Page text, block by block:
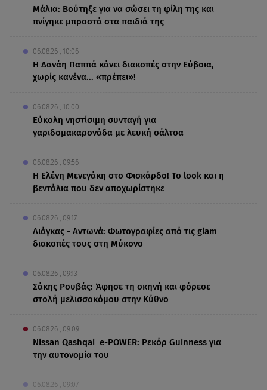
Μάλια: Βούτηξε για να σώσει τη φίλη της και
πνίγηκε μπροστά στα παιδιά της
06.08.26 , 10:06
Η Δανάη Παππά κάνει διακοπές στην Εύβοια,
χωρίς κανένα... «πρέπει»!
06.08.26 , 10:00
Eύκολη νηστίσιμη συνταγή για
γαριδομακαρονάδα με λευκή σάλτσα
06.08.26 , 09:56
Η Ελένη Μενεγάκη στο Φισκάρδο! Το look και η
βεντάλια που δεν αποχωρίστηκε
06.08.26 , 09:17
Λιάγκας - Αντωνά: Φωτογραφίες από τις glam
διακοπές τους στη Μύκονο
06.08.26 , 09:13
Σάκης Ρουβάς: Άφησε τη σκηνή και φόρεσε
στολή μελισσοκόμου στην Κύθνο
06.08.26 , 09:09
Nissan Qashqai e-POWER: Ρεκόρ Guinness για
την αυτονομία του
06.08.26 , 09:07